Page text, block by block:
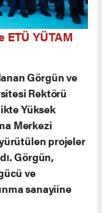
ETÜ YÜTAM
Görgün ve
Rektörü
Yüksek
Merkezi
projeler
Görgün,
ve
sanayiine